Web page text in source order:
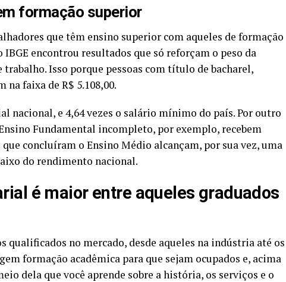
formação superior
que têm ensino superior com aqueles de formação
encontrou resultados que só reforçam o peso da
trabalho. Isso porque pessoas com título de bacharel,
faixa de R$ 5.108,00.
nacional, e 4,64 vezes o salário mínimo do país. Por outro
Fundamental incompleto, por exemplo, recebem
que concluíram o Ensino Médio alcançam, por sua vez, uma
do rendimento nacional.
é maior entre aqueles graduados
qualificados no mercado, desde aqueles na indústria até os
formação acadêmica para que sejam ocupados e, acima
dela que você aprende sobre a história, os serviços e o